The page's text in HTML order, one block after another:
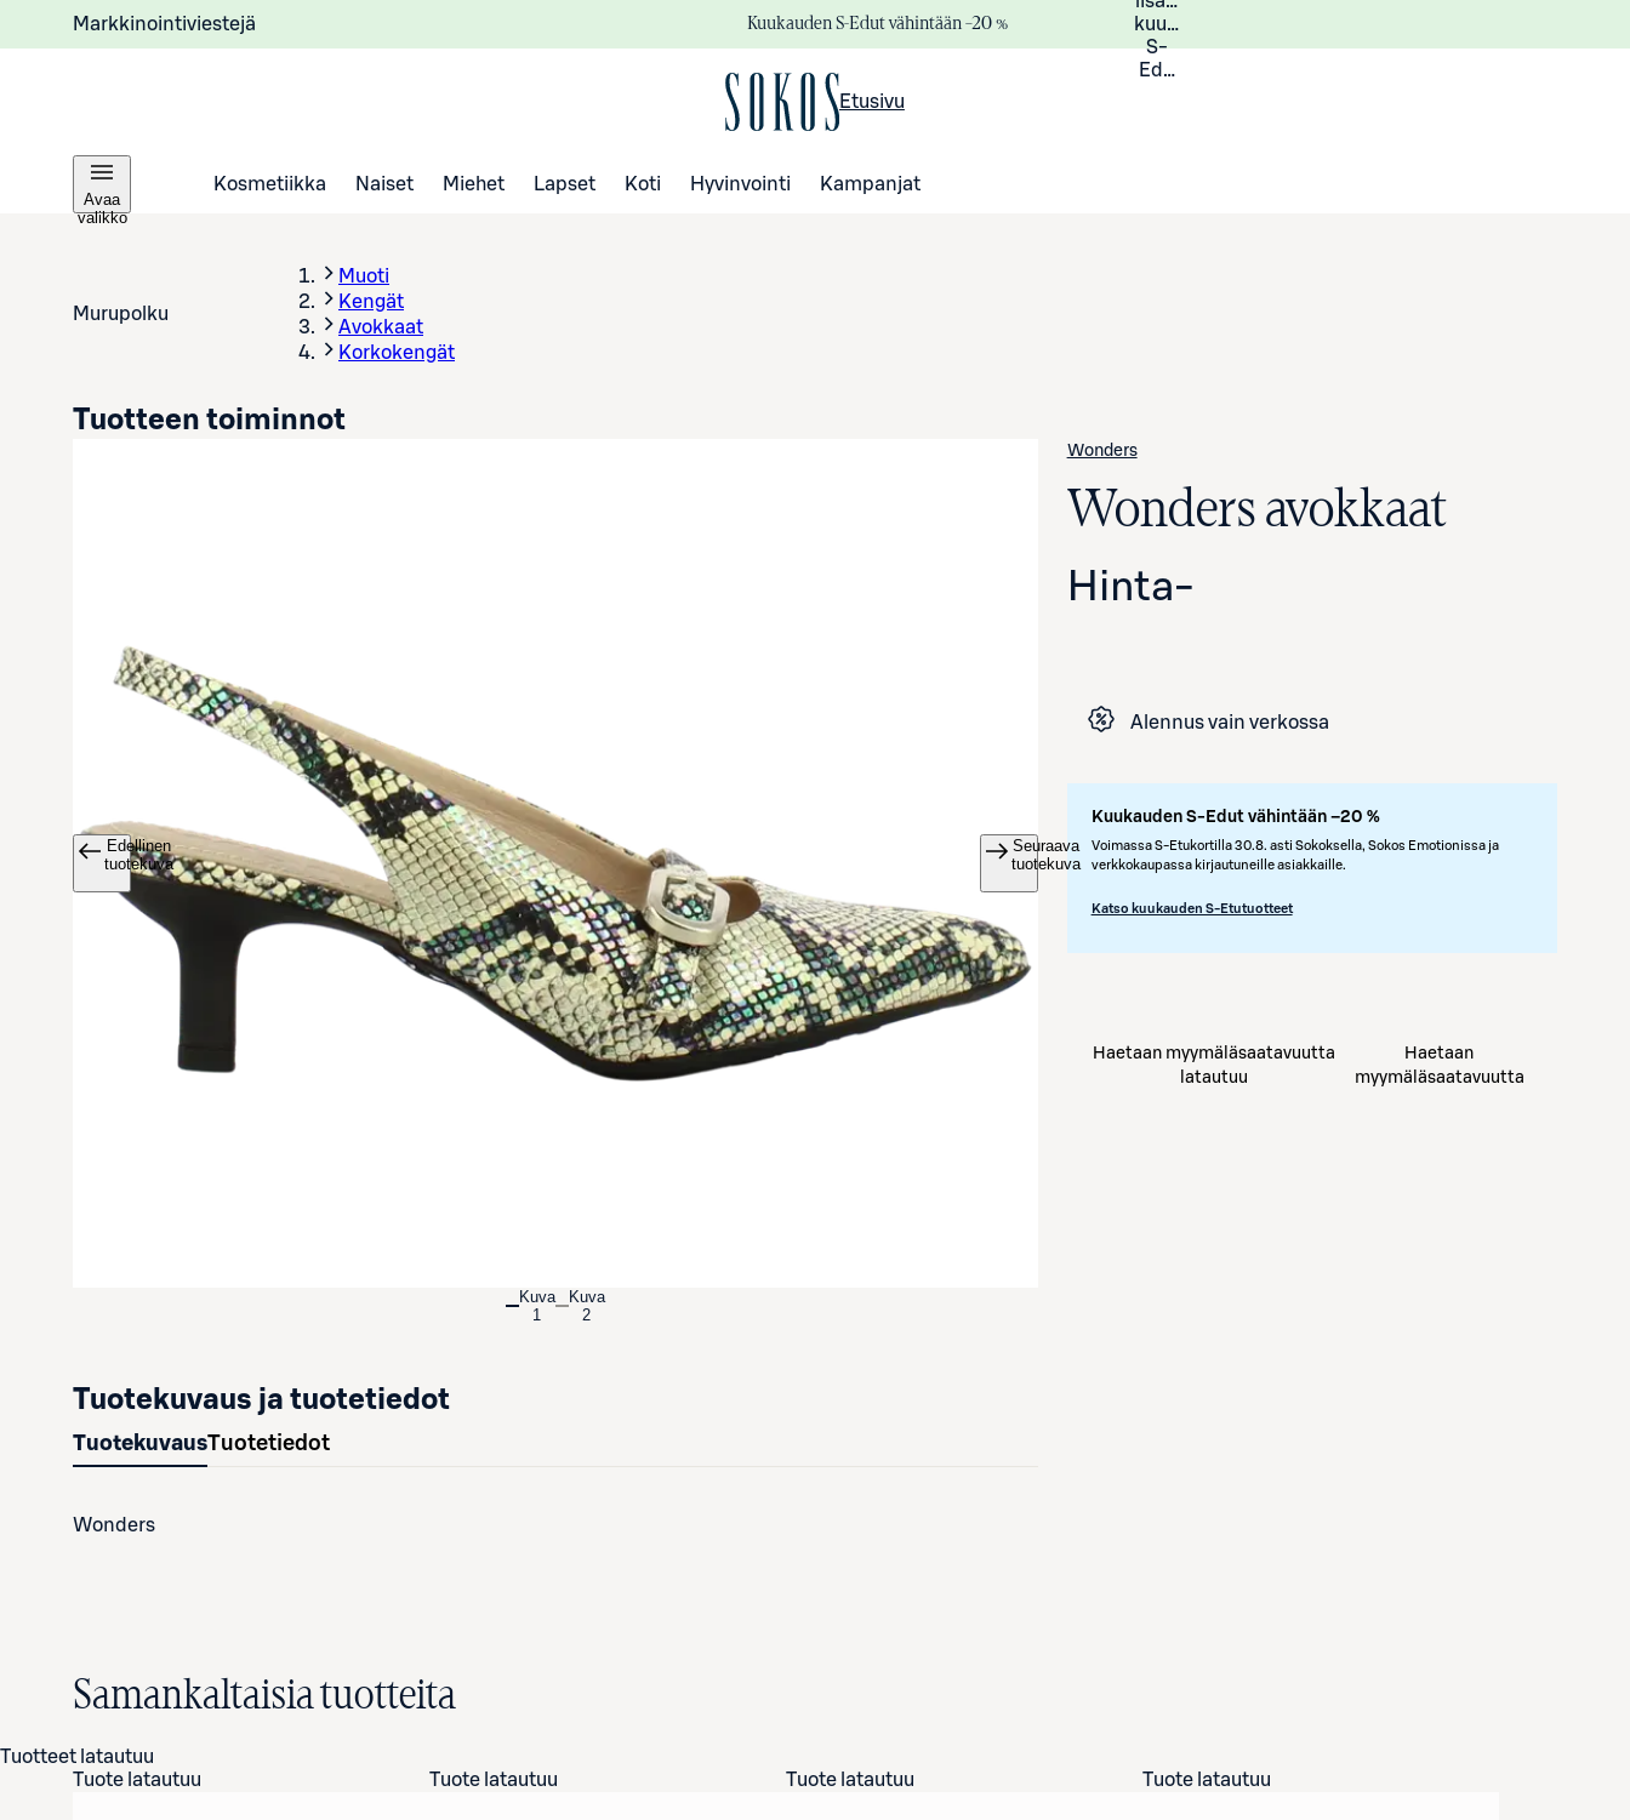
Markkinointiviestejä Kuukauden S-Edut vähintään –20 %
kuukauden
S-
Eduista
Etusivu
Avaa
valikko
Kosmetiikka Naiset Miehet Lapset Koti Hyvinvointi Kampanjat
Murupolku
Muoti
Kengät
Avokkaat
Korkokengät
Avaa tuotekuva suurennettuna
Edellinen
tuotekuva
Seuraava
tuotekuva
Kuva
1
Kuva
2
Wonders
Wonders avokkaat
Hinta-
Alennus vain verkossa
Kuukauden S-Edut vähintään –20 %
Voimassa S-Etukortilla 30.8. asti Sokoksella, Sokos Emotionissa ja
verkkokaupassa kirjautuneille asiakkaille.
Katso kuukauden S-Etutuotteet
Tuotteen toiminnot
Haetaan myymäläsaatavuutta
latautuu
Haetaan
myymäläsaatavuutta
Tuotekuvaus ja tuotetiedot
TuotekuvausTuotetiedot
Wonders
Samankaltaisia tuotteita
Tuotteet latautuu
Tuote latautuu
Tuote latautuu Tuote latautuu Tuote latautuu